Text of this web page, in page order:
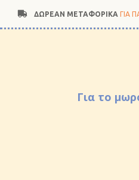
ΔΩΡΕΑΝ ΜΕΤΑΦΟΡΙΚΑ ΓΙΑ
Για το